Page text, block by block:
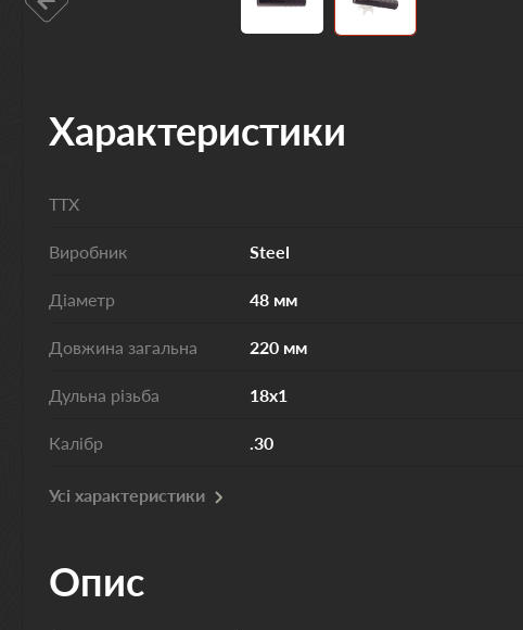
Характеристики
ТТХ
Виробник Steel
Діаметр 48 мм
Довжина загальна 220 мм
Дульна різьба 18х1
Калібр .30
Усі характеристики
Опис